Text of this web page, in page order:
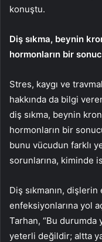
konuştu.
Diş sıkma, beynin
hormonların bir
Stres, kaygı ve
hakkında da bilgi
diş sıkma, beynin
hormonların bir
bunu vücudun farklı
sorunlarına, kiminde
Diş sıkmanın,
enfeksiyonlarına yol
Tarhan, “Bu durumda
yeterli değildir; altta